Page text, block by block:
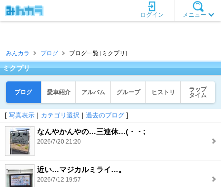
メニュー
ログイン
みんカラ ブログ ブログ一覧 [ミクプリ]
ミクプリ
ブログ 愛車紹介 アルバム グループ ヒストリ
ラップ
タイム
[ 写真表示 ｜ カテゴリ選択 ｜ 過去のブログ ]
なんやかんやの…三連休…(・・;
2026/7/20 21:20
近い…マジカルミライ…。
2026/7/12 19:57